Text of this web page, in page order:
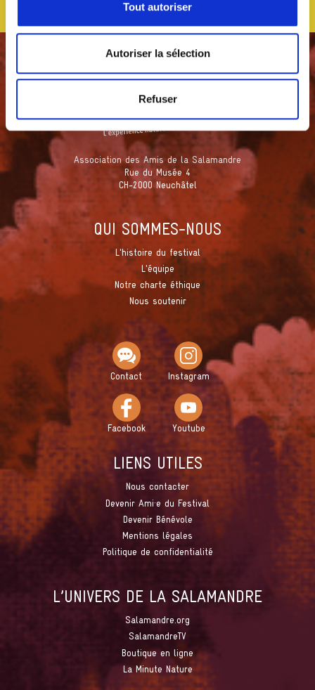
Tout autoriser
Autoriser la sélection
Refuser
Association des Amis de la Salamandre
Rue du Musée 4
CH-2000 Neuchâtel
QUI SOMMES-NOUS
L'histoire du festival
L'équipe
Notre charte éthique
Nous soutenir
Contact Instagram
Facebook Youtube
LIENS UTILES
Nous contacter
Devenir Ami·e du Festival
Devenir Bénévole
Mentions légales
Politique de confidentialité
L’UNIVERS DE LA SALAMANDRE
Salamandre.org
SalamandreTV
Boutique en ligne
La Minute Nature